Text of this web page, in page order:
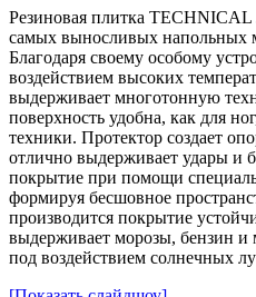
Резиновая плитка TECHNICAL
самых выносливых напольных
Благодаря своему особому
воздействием высоких
выдерживает многотонную
поверхность удобна, как для
техники. Протектор создает
отлично выдерживает удары и
покрытие при помощи
формируя бесшовное
производится покрытие
выдерживает морозы, бензин и
под воздействием солнечных